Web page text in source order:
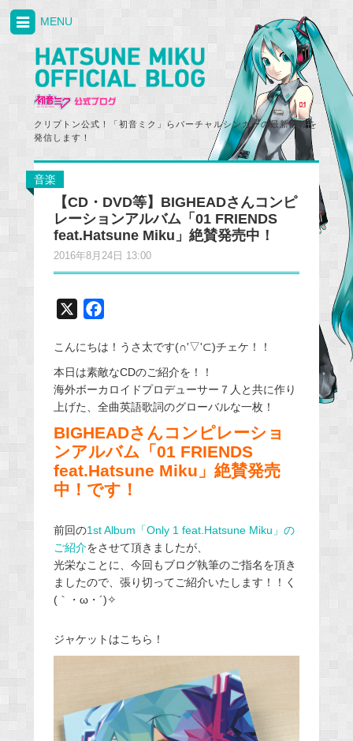
クリプトン公式！「初音ミク」らバーチャルシンガーの最新情報を
発信します！
MENU
音楽
【CD・DVD等】BIGHEADさんコンピ
レーションアルバム「01 FRIENDS
feat.Hatsune Miku」絶賛発売中！
2016年8月24日 13:00
c
e
b
o
o
k
こんにちは！うさ太です(∩'▽'⊂)チェケ！！
本日は素敵なCDのご紹介を！！
海外ボーカロイドプロデューサー７人と共に作り
上げた、全曲英語歌詞のグローバルな一枚！
BIGHEADさんコンピレーショ
ンアルバム「01 FRIENDS
feat.Hatsune Miku」絶賛発売
中！ です！
前回の1st Album「Only 1 feat.Hatsune Miku」の
ご紹介をさせて頂きましたが、
光栄なことに、今回もブログ執筆のご指名を頂き
ましたので、張り切ってご紹介いたします！！く
(｀・ω・´)✧
ジャケットはこちら！